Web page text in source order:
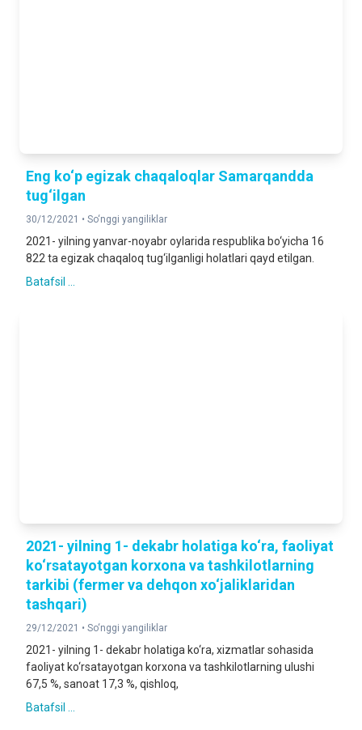
Eng ko‘p egizak chaqaloqlar Samarqandda
tug‘ilgan
30/12/2021 • So‘nggi yangiliklar
2021- yilning yanvar-noyabr oylarida respublika bo‘yicha 16
822 ta egizak chaqaloq tug‘ilganligi holatlari qayd etilgan.
Batafsil ...
2021- yilning 1- dekabr holatiga ko‘ra, faoliyat
ko‘rsatayotgan korxona va tashkilotlarning
tarkibi (fermer va dehqon xo‘jaliklaridan
tashqari)
29/12/2021 • So‘nggi yangiliklar
2021- yilning 1- dekabr holatiga ko‘ra, xizmatlar sohasida
faoliyat ko‘rsatayotgan korxona va tashkilotlarning ulushi
67,5 %, sanoat 17,3 %, qishloq,
Batafsil ...